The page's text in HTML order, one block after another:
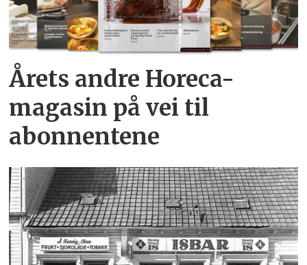
Årets andre Horeca-
magasin på vei til
abonnentene